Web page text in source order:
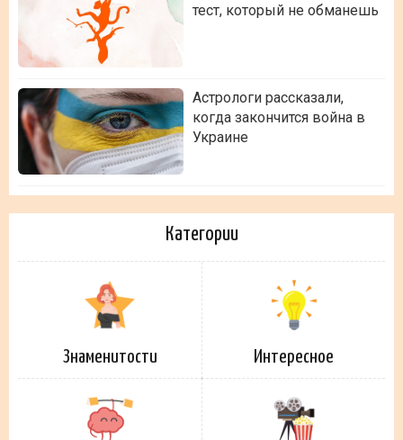
тест, который не обманешь
Астрологи рассказали,
когда закончится война в
Украине
Категории
Знаменитости Интересное